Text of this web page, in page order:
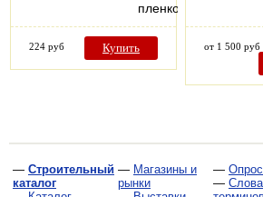
пленкой…
224 руб Купить от 1 500 руб
— Строительный
каталог
— Магазины и
рынки
—
—